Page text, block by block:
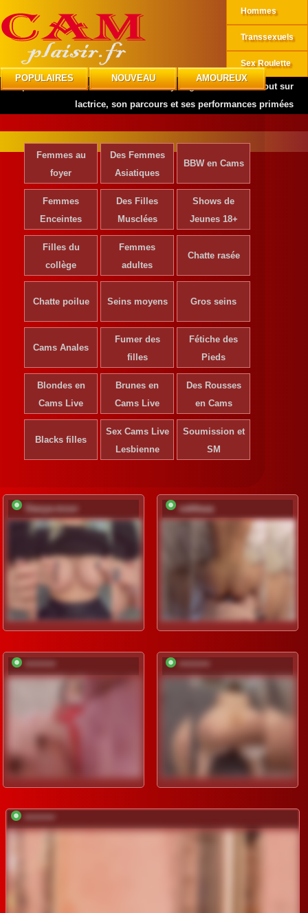
POPULAIRES NOUVEAU AMOUREUX
Hommes
Transsexuels
Sex Roulette
CAMplaisir»Actrices de Cinéma»Daisy Eagan : Découvrez tout sur
lactrice, son parcours et ses performances primées
Femmes au
foyer
Des Femmes
Asiatiques
BBW en Cams
Femmes
Enceintes
Des Filles
Musclées
Shows de
Jeunes 18+
Filles du
collège
Femmes
adultes
Chatte rasée
Chatte poilue Seins moyens Gros seins
Cams Anales
Fumer des
filles
Fétiche des
Pieds
Blondes en
Cams Live
Brunes en
Cams Live
Des Rousses
en Cams
Blacks filles
Sex Cams Live
Lesbienne
Soumission et
SM
Stasya-moor vattttaaa
déverrouiller